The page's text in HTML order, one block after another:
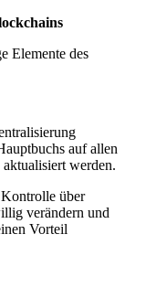
Elemente des
auf allen
werden.
über
verändern und
Vorteil